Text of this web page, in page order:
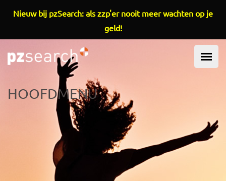
Overslaan en naar de inhoud gaan
HOOFDMENU
Nieuw bij pzSearch: als zzp'er nooit meer wachten op je
geld!